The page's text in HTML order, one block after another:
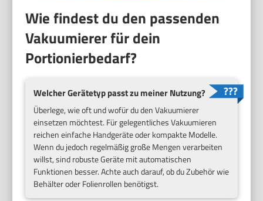
Wie findest du den passenden
Vakuumierer für dein
Portionierbedarf?
Welcher Gerätetyp passt zu meiner Nutzung?
Überlege, wie oft und wofür du den Vakuumierer
einsetzen möchtest. Für gelegentliches Vakuumieren
reichen einfache Handgeräte oder kompakte Modelle.
Wenn du jedoch regelmäßig große Mengen verarbeiten
willst, sind robuste Geräte mit automatischen
Funktionen besser. Achte auch darauf, ob du Zubehör wie
Behälter oder Folienrollen benötigst.